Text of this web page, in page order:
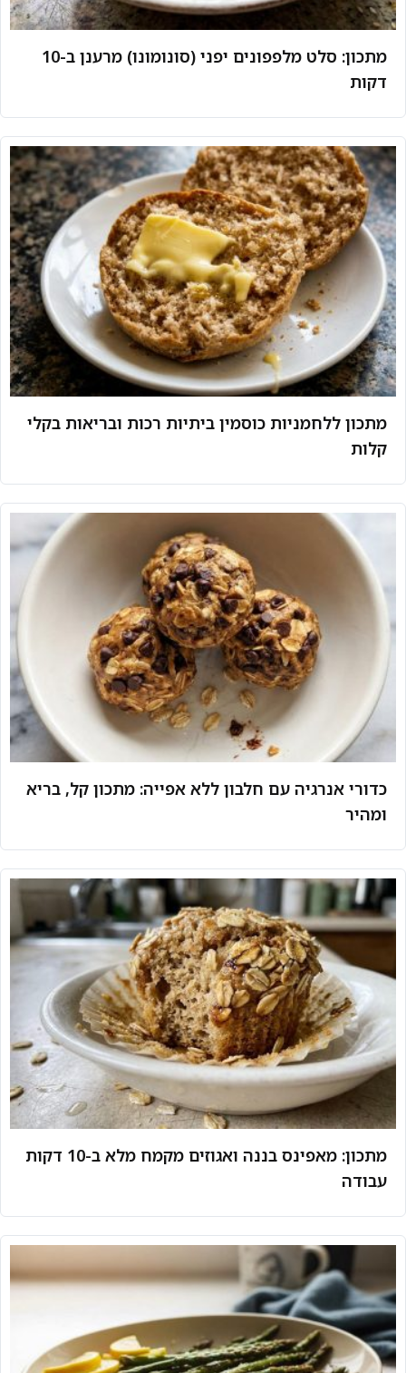
מתכון: סלט מלפפונים יפני (סונומונו) מרענן ב-10
דקות
מתכון ללחמניות כוסמין ביתיות רכות ובריאות בקלי
קלות
כדורי אנרגיה עם חלבון ללא אפייה: מתכון קל, בריא
ומהיר
מתכון: מאפינס בננה ואגוזים מקמח מלא ב-10 דקות
עבודה